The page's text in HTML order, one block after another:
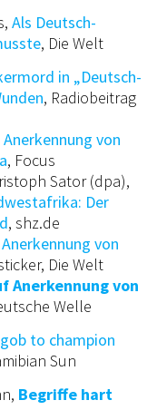
, Als Deutsch-
, Die Welt
in „Deutsch-
, Radiobeitrag
von
, Focus
Sator(dpa),
Der
, shz.de
von
Die Welt
Anerkennung von
Welle
to champion
Sun
Begriffe hart